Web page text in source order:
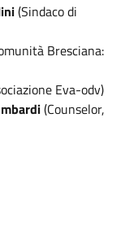
(Sindaco di
Bresciana:
Eva-odv)
(Counselor,